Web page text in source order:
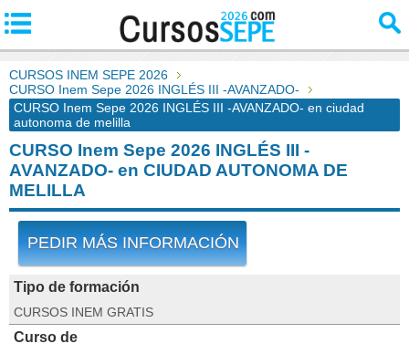
CURSOS INEM SEPE 2026
CURSO Inem Sepe 2026 INGLÉS III -AVANZADO-
CURSO Inem Sepe 2026 INGLÉS III -AVANZADO- en ciudad
autonoma de melilla
CURSO Inem Sepe 2026 INGLÉS III -
AVANZADO- en CIUDAD AUTONOMA DE
MELILLA
PEDIR MÁS INFORMACIÓN
Tipo de formación
CURSOS INEM GRATIS
Curso de